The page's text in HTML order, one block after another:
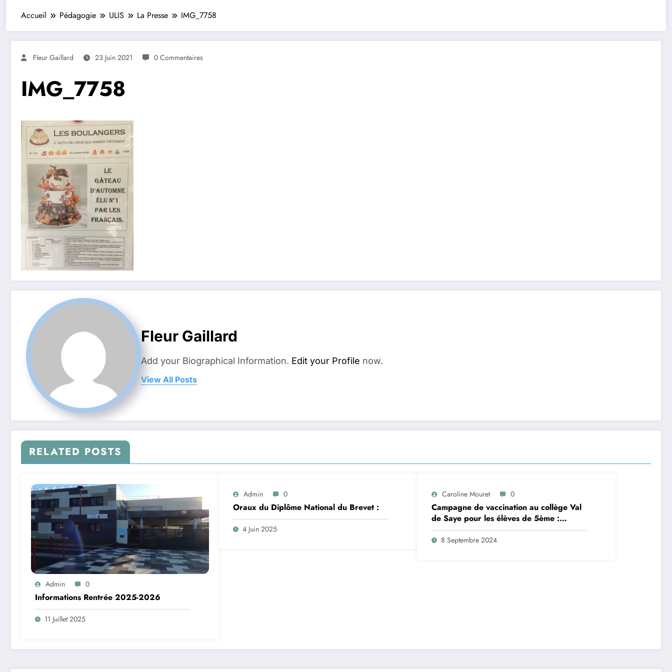
Accueil Pédagogie ULIS La Presse IMG_7758
Fleur Gaillard 23 Juin 2021 0 Commentaires
IMG_7758
Fleur Gaillard
Add your Biographical Information. Edit your Profile now.
View All Posts
RELATED POSTS
Admin 0
Informations Rentrée 2025-2026
11 Juillet 2025
Admin 0
Oraux du Diplôme National du Brevet :
4 Juin 2025
Caroline Mouret 0
Campagne de vaccination au collège Val
de Saye pour les élèves de 5ème :
inscription en ligne avant le 28
septembre 2024
8 Septembre 2024